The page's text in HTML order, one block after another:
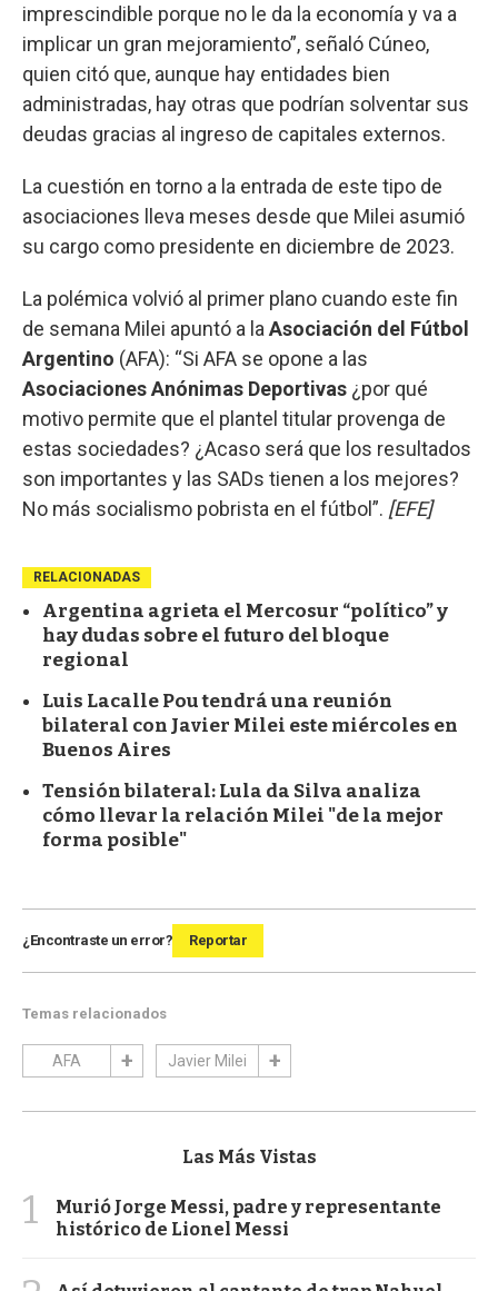
imprescindible porque no le da la economía y va a
implicar un gran mejoramiento”, señaló Cúneo,
quien citó que, aunque hay entidades bien
administradas, hay otras que podrían solventar sus
deudas gracias al ingreso de capitales externos.
La cuestión en torno a la entrada de este tipo de
asociaciones lleva meses desde que Milei asumió
su cargo como presidente en diciembre de 2023.
La polémica volvió al primer plano cuando este fin
de semana Milei apuntó a la Asociación del Fútbol
Argentino (AFA): “Si AFA se opone a las
Asociaciones Anónimas Deportivas ¿por qué
motivo permite que el plantel titular provenga de
estas sociedades? ¿Acaso será que los resultados
son importantes y las SADs tienen a los mejores?
No más socialismo pobrista en el fútbol”. [EFE]
RELACIONADAS
Argentina agrieta el Mercosur “político” y
hay dudas sobre el futuro del bloque
regional
Luis Lacalle Pou tendrá una reunión
bilateral con Javier Milei este miércoles en
Buenos Aires
Tensión bilateral: Lula da Silva analiza
cómo llevar la relación Milei "de la mejor
forma posible"
¿Encontraste un error? Reportar
Temas relacionados
AFA Javier Milei
Las Más Vistas
1
Murió Jorge Messi, padre y representante
histórico de Lionel Messi